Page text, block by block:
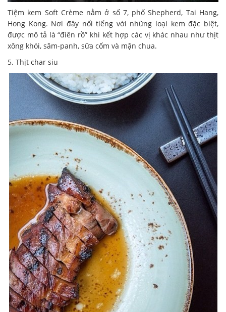
Tiệm kem Soft Crème nằm ở số 7, phố Shepherd, Tai Hang,
Hong Kong. Nơi đây nổi tiếng với những loại kem đặc biệt,
được mô tả là “điên rồ” khi kết hợp các vị khác nhau như thịt
xông khói, sâm-panh, sữa cốm và mận chua.
5. Thịt char siu